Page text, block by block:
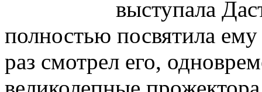
выступала
полностью посвятила
раз смотрел его,